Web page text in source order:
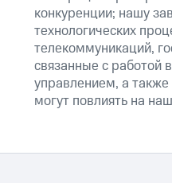
конкуренции; нашу
технологических
телекоммуникаций,
связанные с работой
управлением, а
могут повлиять на